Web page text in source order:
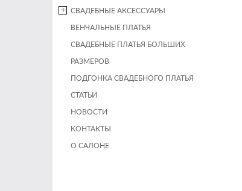
СВАДЕБНЫЕ АКСЕССУАРЫ
ВЕНЧАЛЬНЫЕ ПЛАТЬЯ
СВАДЕБНЫЕ ПЛАТЬЯ БОЛЬШИХ
РАЗМЕРОВ
ПОДГОНКА СВАДЕБНОГО ПЛАТЬЯ
СТАТЬИ
НОВОСТИ
КОНТАКТЫ
О САЛОНЕ